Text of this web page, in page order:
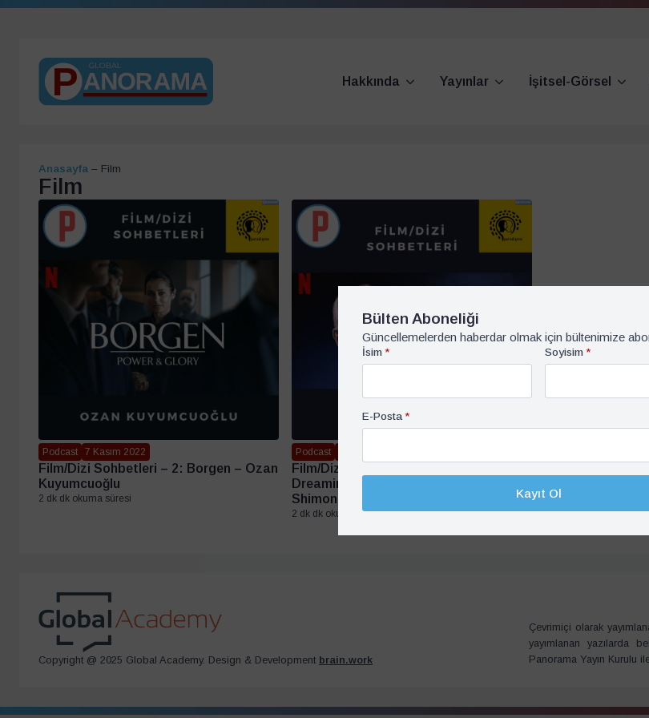
Hakkında Yayınlar İşitsel-Görsel
Anasayfa – Film
Film
Podcast 7 Kasım 2022
Film/Dizi Sohbetleri – 2: Borgen – Ozan
Kuyumcuoğlu
2 dk dk okuma süresi
Podcast
Film/Dizi Sohbetleri: “Never Stop
Dreaming: The Life And Legacy Of
Shimon Peres” – Gökalp Badak
2 dk dk okuma süresi
Copyright @ 2025 Global Academy. Design & Development brain.work
Çevrimiçi olarak
yayımlanan yazılarda
Panorama Yayın Kurulu
Bülten Aboneliği
Güncellemelerden haberdar olmak için bültenimize
İsim * Soyisim *
E-Posta *
Kayıt Ol